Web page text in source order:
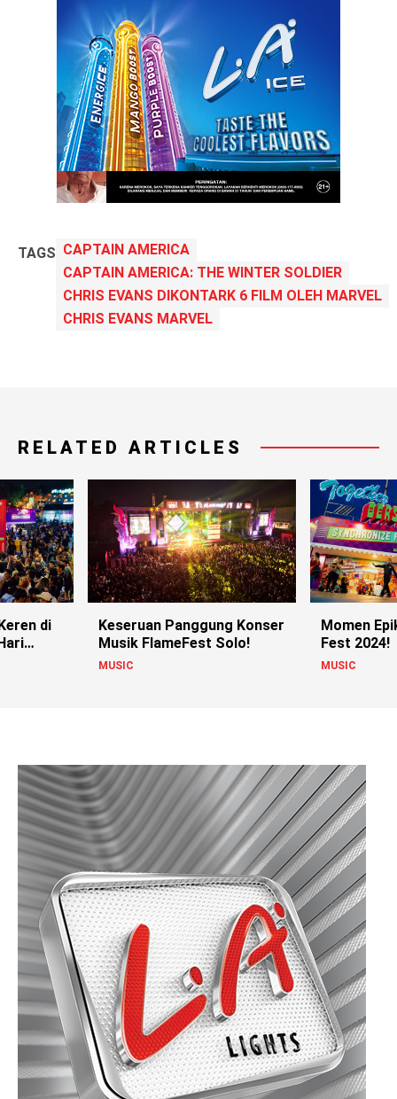
TAGS CAPTAIN AMERICA
CAPTAIN AMERICA: THE WINTER SOLDIER
CHRIS EVANS DIKONTARK 6 FILM OLEH MARVEL
CHRIS EVANS MARVEL
RELATED ARTICLES
di
Keseruan Panggung Konser
Musik FlameFest Solo!
MUSIC
Momen
Fest 2024!
MUSIC